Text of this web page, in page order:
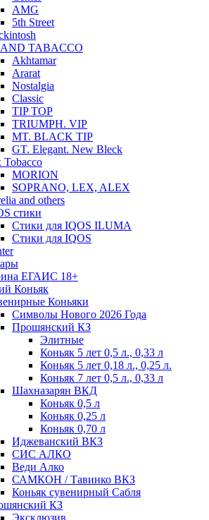
AMG
5th Street
TABACCO
Akhtamar
Ararat
Nostalgia
Classic
TIP TOP
TRIUMPH. VIP
MT. BLACK TIP
GT. Elegant. New Bleck
Tobacco
MORION
SOPRANO, LEX, ALEX
and others
стики
Стики для IQOS ILUMA
Стики для IQOS
ЕГАИС 18+
Коньяк
Коньяки
Символы Нового 2026 Года
Прошянский КЗ
Элитные
Коньяк 5 лет 0,5 л., 0,33 л
Коньяк 5 лет 0,18 л., 0,25 л.
Коньяк 7 лет 0,5 л., 0,33 л
Шахназарян ВКД
Коньяк 0,5 л
Коньяк 0,25 л
Коньяк 0,70 л
Иджеванский ВКЗ
СИС АЛКО
Веди Алко
САМКОН / Тавинко ВКЗ
Коньяк сувенирный Сабля
КЗ
Эксклюзив